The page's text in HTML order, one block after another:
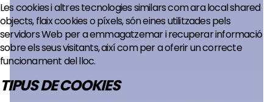
Les cookies i altres tecnologies similars com ara local shared
objects, flaix cookies o píxels, són eines utilitzades pels
servidors Web per a emmagatzemar i recuperar informació
sobre els seus visitants, així com per a oferir un correcte
funcionament del lloc.
TIPUS DE COOKIES